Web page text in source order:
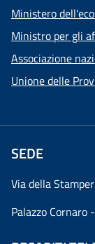
Ministero
Ministro per gli
Associazione
Unione delle
SEDE
Via della
Palazzo Cornaro